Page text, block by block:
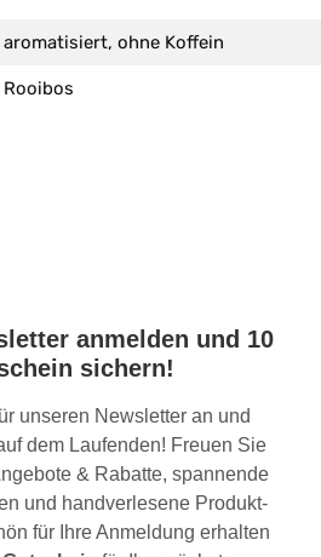
aromatisiert, ohne Koffein
Rooibos
anmelden und 10
sichern!
unseren Newsletter an und
dem Laufenden! Freuen Sie
& Rabatte, spannende
und handverlesene Produkt-
für Ihre Anmeldung erhalten